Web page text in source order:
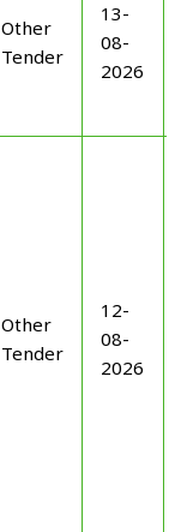
Other
Tender
13-
08-
2026
Other
Tender
12-
08-
2026